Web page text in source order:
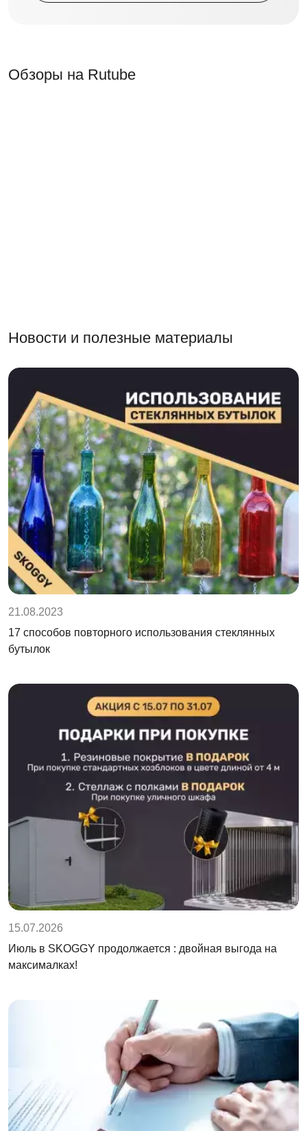
Обзоры на Rutube
Новости и полезные материалы
21.08.2023
17 способов повторного использования стеклянных
бутылок
15.07.2026
Июль в SKOGGY продолжается : двойная выгода на
максималках!